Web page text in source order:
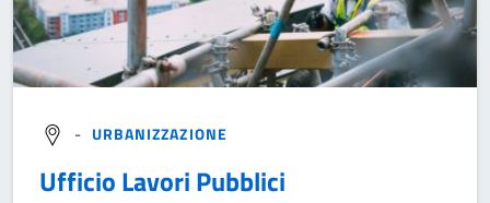
- URBANIZZAZIONE
Ufficio Lavori Pubblici